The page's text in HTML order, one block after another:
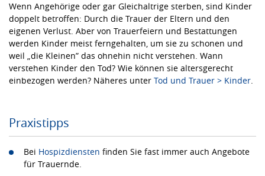
Wenn Angehörige oder gar Gleichaltrige sterben, sind Kinder
doppelt betroffen: Durch die Trauer der Eltern und den
eigenen Verlust. Aber von Trauerfeiern und Bestattungen
werden Kinder meist ferngehalten, um sie zu schonen und
weil „die Kleinen” das ohnehin nicht verstehen. Wann
verstehen Kinder den Tod? Wie können sie altersgerecht
einbezogen werden? Näheres unter Tod und Trauer > Kinder.
Praxistipps
Bei Hospizdiensten finden Sie fast immer auch Angebote
für Trauernde.